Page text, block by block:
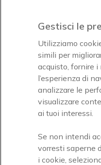
Icon
Icon
Paga
Gestisci le
Utilizziamo
simili per
acquisto, fornire
l’esperienza di
analizzare le
visualizzare
ai tuoi interessi.
Se non intendi
vorresti saperne
i cookie,